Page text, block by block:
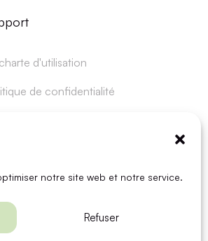
notre site web et notre service.
Refuser
d'utilisation
de confidentialité
avec ❣️ par Self-sign